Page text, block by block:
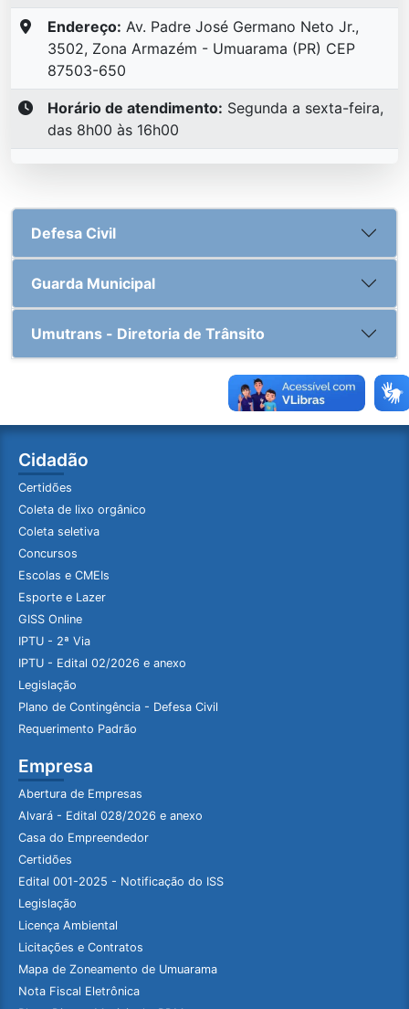
Endereço: Av. Padre José Germano Neto Jr.,
3502, Zona Armazém - Umuarama (PR) CEP
87503-650
Horário de atendimento: Segunda a sexta-feira,
das 8h00 às 16h00
Defesa Civil
Guarda Municipal
Umutrans - Diretoria de Trânsito
Cidadão
Certidões
Coleta de lixo orgânico
Coleta seletiva
Concursos
Escolas e CMEIs
Esporte e Lazer
GISS Online
IPTU - 2ª Via
IPTU - Edital 02/2026 e anexo
Legislação
Plano de Contingência - Defesa Civil
Requerimento Padrão
Empresa
Abertura de Empresas
Alvará - Edital 028/2026 e anexo
Casa do Empreendedor
Certidões
Edital 001-2025 - Notificação do ISS
Legislação
Licença Ambiental
Licitações e Contratos
Mapa de Zoneamento de Umuarama
Nota Fiscal Eletrônica